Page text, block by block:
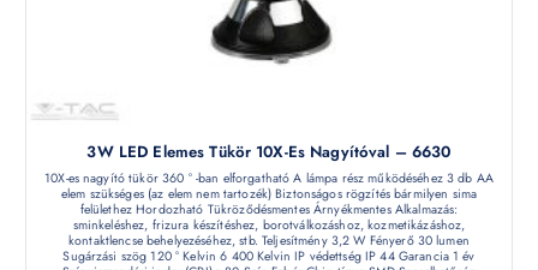
3W LED Elemes Tükör 10X-Es Nagyítóval – 6630
10X-es nagyító tükör 360 ° -ban elforgatható A lámpa rész működéséhez 3 db AA
elem szükséges (az elem nem tartozék) Biztonságos rögzítés bármilyen sima
felülethez Hordozható Tükröződésmentes Árnyékmentes Alkalmazás:
sminkeléshez, frizura készítéshez, borotválkozáshoz, kozmetikázáshoz,
kontaktlencse behelyezéséhez, stb. Teljesítmény 3,2 W Fényerő 30 lumen
Sugárzási szög 120 ° Kelvin 6 400 Kelvin IP védettség IP 44 Garancia 1 év